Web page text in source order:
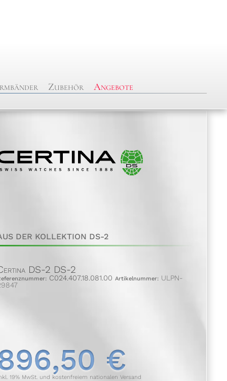
Zubehör Angebote
DER KOLLEKTION DS-2
DS-2 DS-2
C024.407.18.081.00 Artikelnummer:ULPN-
€
19% MwSt. und kostenfreiem nationalen Versand